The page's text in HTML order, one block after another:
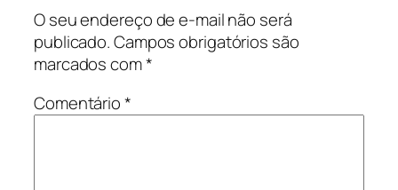
O seu endereço de e-mail não será
publicado.Campos obrigatórios são
marcados com*
Comentário*